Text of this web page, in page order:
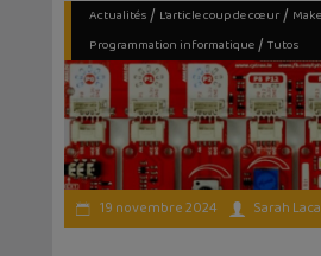
Actualités/ L’article coup de cœur/
Programmation informatique/ Tutos
19 novembre 2024 Sarah